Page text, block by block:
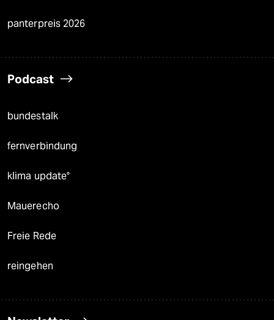
panterpreis 2026
Podcast
bundestalk
fernverbindung
klima update°
Mauerecho
Freie Rede
reingehen